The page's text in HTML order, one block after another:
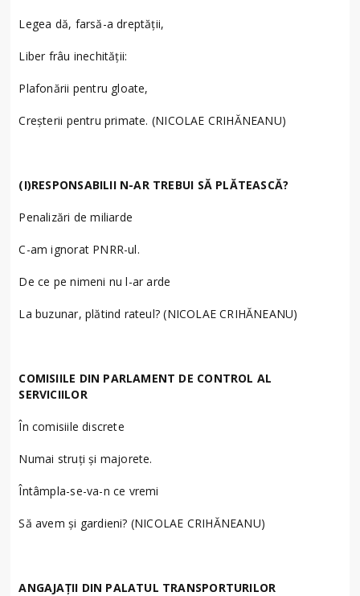
Legea dă, farsă-a dreptății,
Liber frâu inechității:
Plafonării pentru gloate,
Creșterii pentru primate. (NICOLAE CRIHĂNEANU)
(I)RESPONSABILII N-AR TREBUI SĂ PLĂTEASCĂ?
Penalizări de miliarde
C-am ignorat PNRR-ul.
De ce pe nimeni nu l-ar arde
La buzunar, plătind rateul? (NICOLAE CRIHĂNEANU)
COMISIILE DIN PARLAMENT DE CONTROL AL
SERVICIILOR
În comisiile discrete
Numai struți și majorete.
Întâmpla-se-va-n ce vremi
Să avem și gardieni? (NICOLAE CRIHĂNEANU)
ANGAJAȚII DIN PALATUL TRANSPORTURILOR